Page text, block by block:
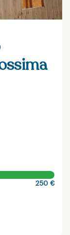
250 €